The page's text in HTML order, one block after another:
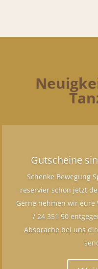
Gutscheine
Schenke Bewegung
reservier schon jetzt
Gerne nehmen wir
/ 24 351 90
Absprache bei uns